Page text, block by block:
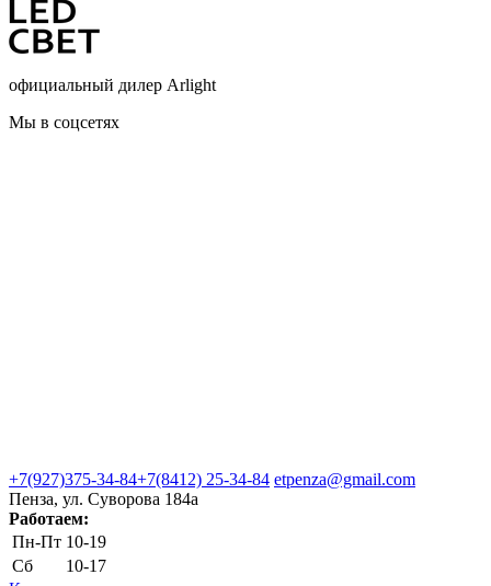
официальный дилер Arlight
Мы в соцсетях
+7(927)375-34-84+7(8412) 25-34-84 etpenza@gmail.com
Пенза, ул. Cуворова 184а
Работаем:
Пн-Пт 10-19
Сб
10-17